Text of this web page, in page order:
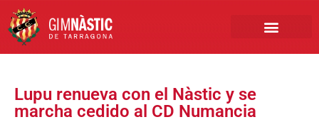
Lupu renueva con el Nàstic y se
marcha cedido al CD Numancia